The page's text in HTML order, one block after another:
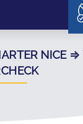
NICE ⇒